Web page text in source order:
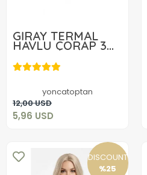
GİRAY TERMAL
HAVLU ÇORAP 3
ADET
yoncatoptan
12,00 USD
5,96 USD
5,96 USD
Add to cart
DISCOUNT
%25